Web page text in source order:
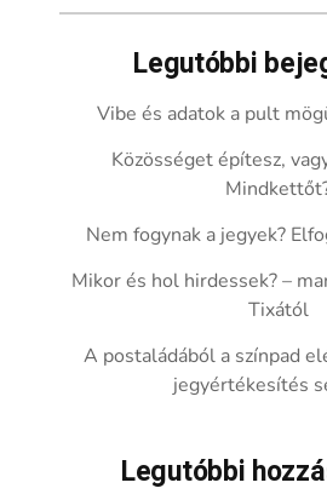
Legutóbbi
Vibe és adatok a pult
Közösséget építesz,
Nem fogynak a jegyek?
Mikor és hol hirdessek? –
Tixától
A postaládából a színpad
jegyértékesítés
Legutóbbi